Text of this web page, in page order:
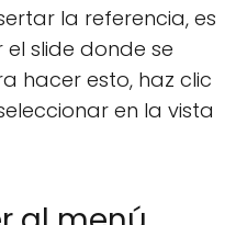
la referencia, es
slide donde se
hacer esto, haz clic
en la vista